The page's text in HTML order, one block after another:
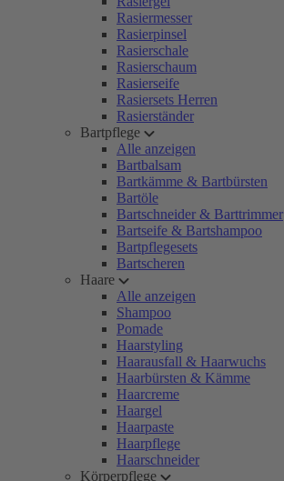
Rasiermesser
Rasierpinsel
Rasierschale
Rasierschaum
Rasierseife
Rasiersets Herren
Rasierständer
Bartpflege
Alle anzeigen
Bartbalsam
Bartkämme & Bartbürsten
Bartöle
Bartschneider & Barttrimmer
Bartseife & Bartshampoo
Bartpflegesets
Bartscheren
Haare
Alle anzeigen
Shampoo
Pomade
Haarstyling
Haarausfall & Haarwuchs
Haarbürsten & Kämme
Haarcreme
Haargel
Haarpaste
Haarpflege
Haarschneider
Körperpflege